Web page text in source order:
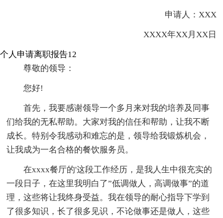
申请人：XXX
XXXX年XX月XX日
个人申请离职报告12
尊敬的领导：
您好!
首先，我要感谢领导一个多月来对我的培养及同事
们给我的无私帮助。大家对我的信任和帮助，让我不断
成长。特别令我感动和难忘的是，领导给我锻炼机会，
让我成为一名合格的餐饮服务员。
在xxxx餐厅的'这段工作经历，是我人生中很充实的
一段日子，在这里我明白了”低调做人，高调做事”的道
理，这些将让我终身受益。我在领导的耐心指导下学到
了很多知识，长了很多见识，不论做事还是做人，这些